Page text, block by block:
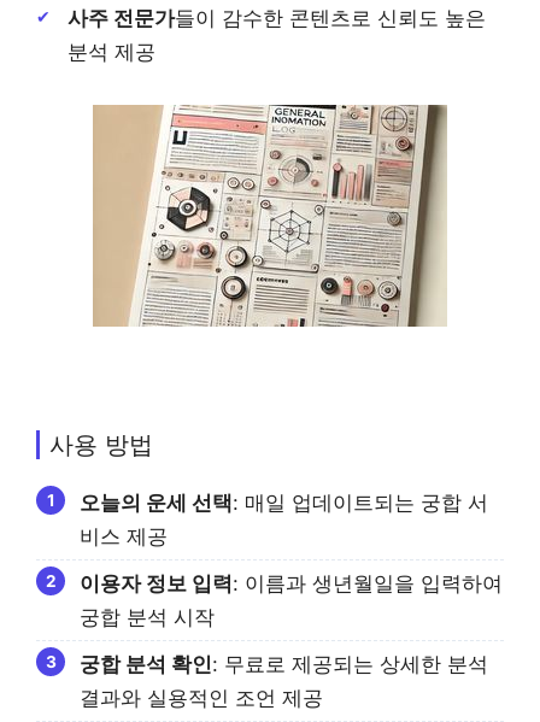
사주 전문가들이 감수한 콘텐츠로 신뢰도 높은
분석 제공
사용 방법
오늘의 운세 선택: 매일 업데이트되는 궁합 서
비스 제공
이용자 정보 입력: 이름과 생년월일을 입력하여
궁합 분석 시작
궁합 분석 확인: 무료로 제공되는 상세한 분석
결과와 실용적인 조언 제공